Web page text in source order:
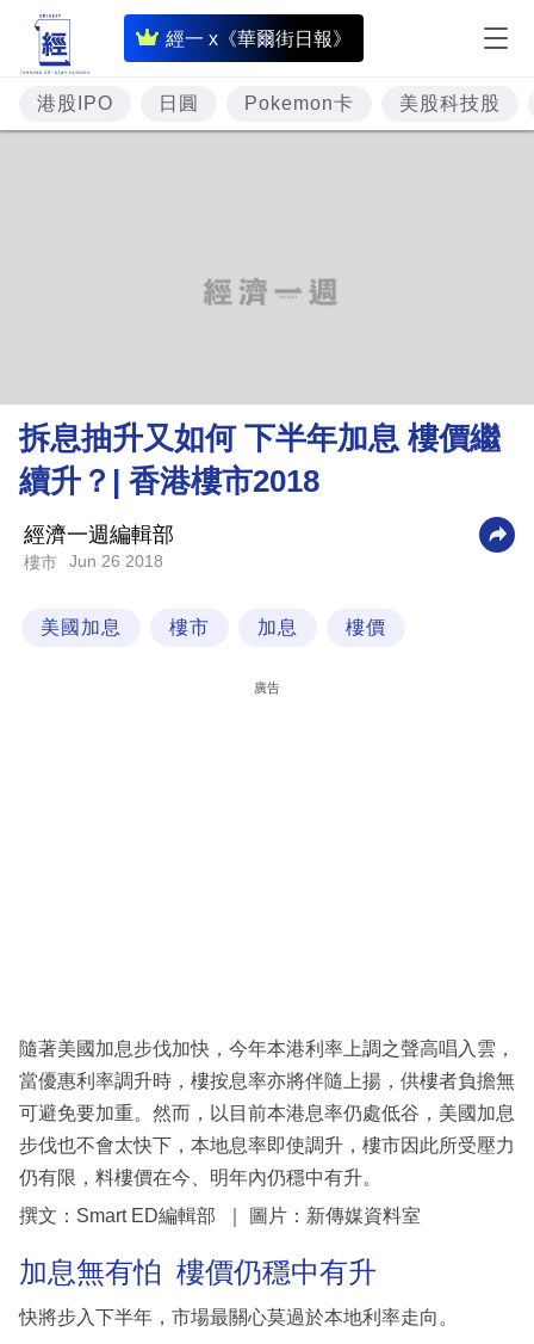
經一 x《華爾街日報》
即
時
財
經
理
財
商
業
科
區
港股IPO 日圓 Pokemon卡 美股科技股
拆息抽升又如何 下半年加息 樓價繼
續升？| 香港樓市2018
經濟一週編輯部
樓市 Jun 26 2018
美國加息 樓市 加息 樓價
廣告
隨著美國加息步伐加快，今年本港利率上調之聲高唱入雲，
當優惠利率調升時，樓按息率亦將伴隨上揚，供樓者負擔無
可避免要加重。然而，以目前本港息率仍處低谷，美國加息
步伐也不會太快下，本地息率即使調升，樓市因此所受壓力
仍有限，料樓價在今、明年內仍穩中有升。
撰文：Smart ED編輯部 ｜ 圖片：新傳媒資料室
加息無有怕 樓價仍穩中有升
快將步入下半年，市場最關心莫過於本地利率走向。